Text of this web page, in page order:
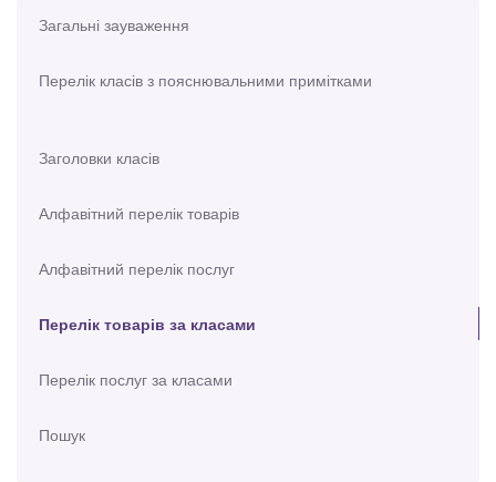
Загальні зауваження
Перелік класів з пояснювальними примітками
Заголовки класів
Алфавітний перелік товарів
Алфавітний перелік послуг
Перелік товарів за класами
Перелік послуг за класами
Пошук